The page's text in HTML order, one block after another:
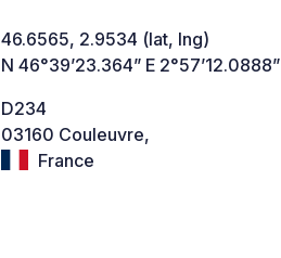
46.6565, 2.9534 (lat, lng)
N 46°39’23.364” E 2°57’12.0888”
D234
03160 Couleuvre,
France